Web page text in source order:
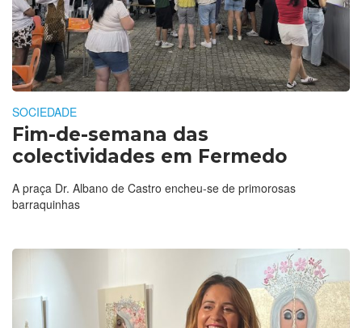
SOCIEDADE
Fim-de-semana das
colectividades em Fermedo
A praça Dr. Albano de Castro encheu-se de primorosas
barraquinhas